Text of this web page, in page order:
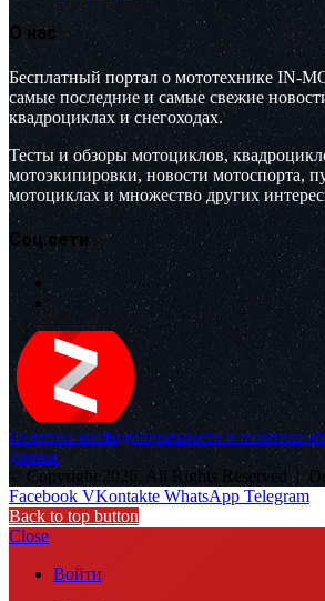
О нас
Бесплатный портал о мототехнике IN-
самые последние и самые свежие
квадроциклах и снегоходах.
Тесты и обзоры мотоциклов,
мотоэкипировки, новости мотоспорта,
мотоциклах и множество других
Соц.сети
Политика конфиденциальности и политика
данных
© Copyright 2026, All Rights Reserved |
Facebook VKontakte WhatsApp Telegram
Back to top button
Close
Войти